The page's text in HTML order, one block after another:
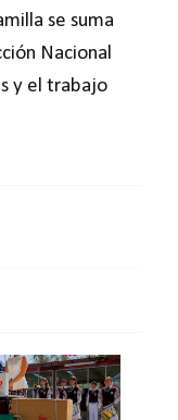
se suma
Nacional
y el trabajo